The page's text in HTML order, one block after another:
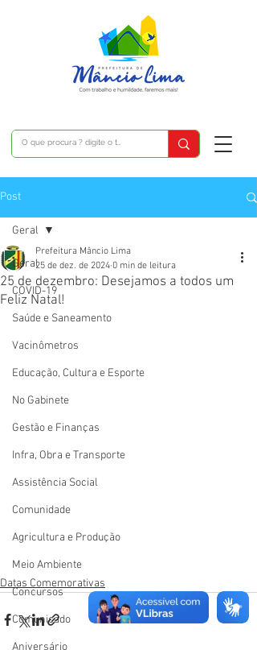
Post
Geral
COVID-19
Saúde e Saneamento
Vacinômetros
Educação, Cultura e Esporte
No Gabinete
Gestão e Finanças
Infra, Obra e Transporte
Assistência Social
Comunidade
Agricultura e Produção
Meio Ambiente
Concursos
Comunicado
Aniversário
Geral
25 de dezembro: Desejamos a todos um
Feliz Natal!
Prefeitura Mâncio Lima
25 de dez. de 2024 0 min de leitura
Datas Comemorativas